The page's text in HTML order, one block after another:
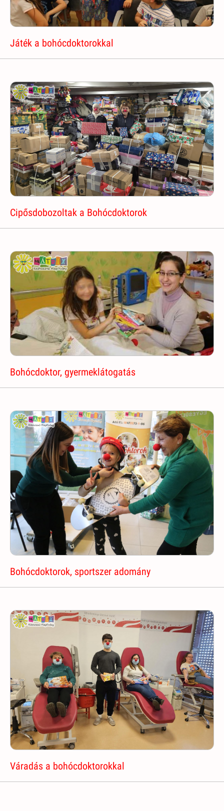
Játék a bohócdoktorokkal
Cipősdobozoltak a Bohócdoktorok
Bohócdoktor, gyermeklátogatás
Bohócdoktorok, sportszer adomány
Váradás a bohócdoktorokkal